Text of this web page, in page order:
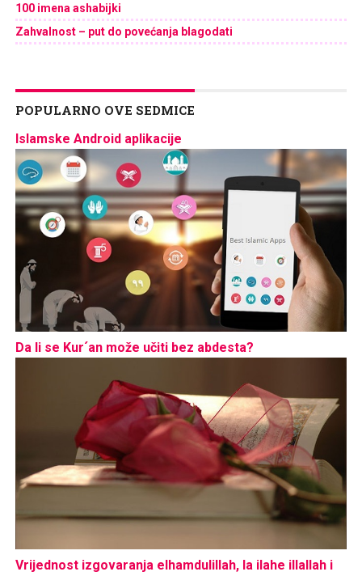
100 imena ashabijki
Zahvalnost – put do povećanja blagodati
POPULARNO OVE SEDMICE
Islamske Android aplikacije
Da li se Kur´an može učiti bez abdesta?
Vrijednost izgovaranja elhamdulillah, la ilahe illallah i